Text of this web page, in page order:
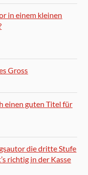
in einem kleinen
Gross
einen guten Titel für
die dritte Stufe
richtig in der Kasse